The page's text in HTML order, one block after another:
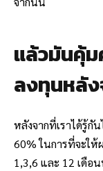
แล้วมันคุ้ม
ลงทุนหลัง
หลังจากที่เราได้รู้กั
60% ในการที่จะใ
1,3,6 และ 12 เดื